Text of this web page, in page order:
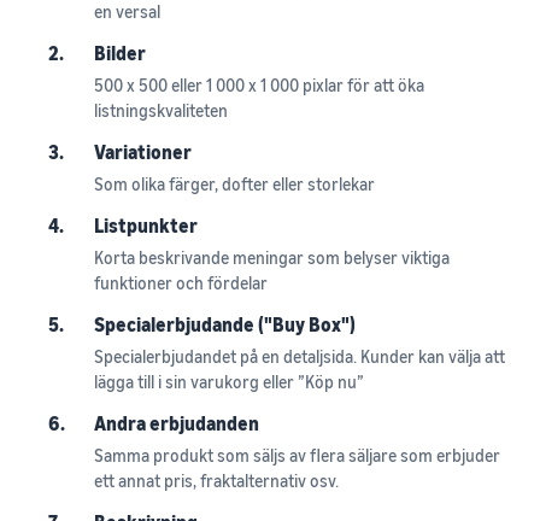
en versal
2. Bilder
500 x 500 eller 1 000 x 1 000 pixlar för att öka
listningskvaliteten
3. Variationer
Som olika färger, dofter eller storlekar
4. Listpunkter
Korta beskrivande meningar som belyser viktiga
funktioner och fördelar
5. Specialerbjudande ("Buy Box")
Specialerbjudandet på en detaljsida. Kunder kan välja att
lägga till i sin varukorg eller ”Köp nu”
6. Andra erbjudanden
Samma produkt som säljs av flera säljare som erbjuder
ett annat pris, fraktalternativ osv.